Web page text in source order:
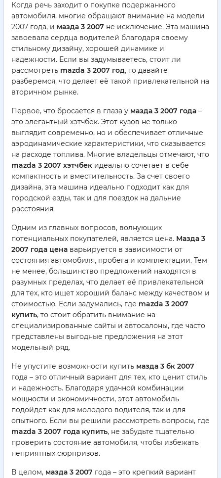
Когда речь заходит о покупке подержанного
автомобиля, многие обращают внимание на модели
2007 года, и мазда 3 2007 не исключение. Эта машина
завоевала сердца водителей благодаря своему
стильному дизайну, хорошей динамике и
надежности. Если вы задумываетесь, стоит ли
рассмотреть mazda 3 2007 год, то давайте
разберемся, что делает её такой привлекательной на
вторичном рынке.
Первое, что бросается в глаза у мазда 3 2007 года –
это элегантный хэтчбек. Этот кузов не только
выглядит современно, но и обеспечивает отличные
аэродинамические характеристики, что сказывается
на расходе топлива. Многие владельцы отмечают, что
mazda 3 2007 хэтчбек идеально сочетает в себе
компактность и вместительность. За счет своего
дизайна, эта машина идеально подходит как для
городской езды, так и для поездок на дальние
расстояния.
Одним из главных вопросов, волнующих
потенциальных покупателей, является цена. Мазда 3
2007 года цена варьируется в зависимости от
состояния автомобиля, пробега и комплектации. Тем
не менее, большинство предложений находятся в
разумных пределах, что делает её привлекательной
для тех, кто ищет хороший баланс между качеством и
стоимостью. Если задумались, где mazda 3 2007
купить, то стоит обратить внимание на
специализированные сайты и автосалоны, где часто
представлены выгодные предложения на этот
модельный ряд.
Не упустите возможности купить мазда 3 бк 2007
года – это отличный вариант для тех, кто ценит стиль
и надежность. Благодаря удачной комбинации
мощности и экономичности, этот автомобиль
подойдет как для молодого водителя, так и для
опытного. Если вы решили рассмотреть вопросы, где
mazda 3 2007 года купить, не забудьте тщательно
проверить состояние автомобиля, чтобы избежать
неприятных сюрпризов.
В целом, мазда 3 2007 года – это крепкий вариант